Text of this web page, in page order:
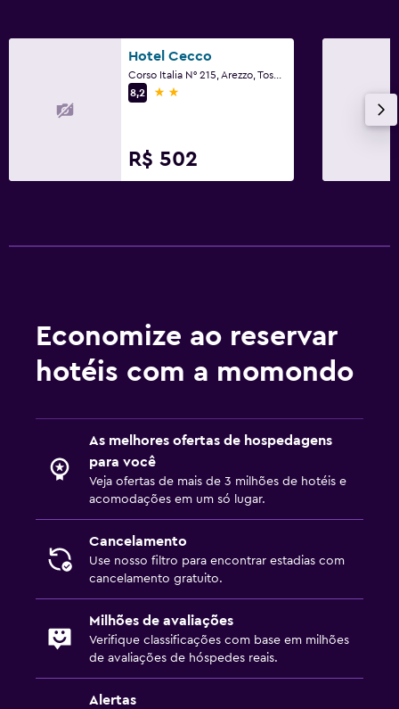
Hotel Cecco
8,2
2 estrelas
R$ 502
Economize ao reservar
hotéis com a momondo
As melhores ofertas de hospedagens
para você
Veja ofertas de mais de 3 milhões de hotéis e
acomodações em um só lugar.
Cancelamento
Use nosso filtro para encontrar estadias com
cancelamento gratuito.
Milhões de avaliações
Verifique classificações com base em milhões
de avaliações de hóspedes reais.
Alertas